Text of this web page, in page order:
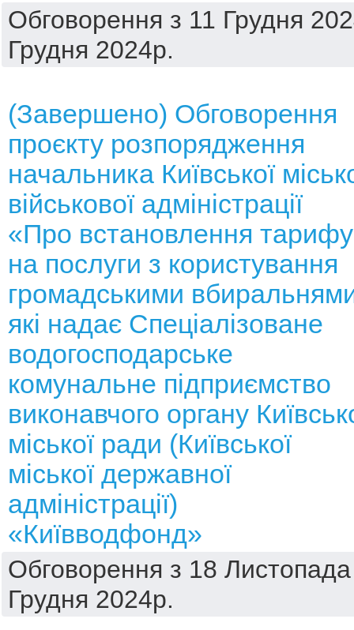
Обговорення з 11 Грудня
Грудня 2024р.
(Завершено) Обговорення
проєкту розпорядження
начальника Київської
військової адміністрації
«Про встановлення тарифу
на послуги з користування
громадськими
які надає Спеціалізоване
водогосподарське
комунальне підприємство
виконавчого органу
міської ради (Київської
міської державної
адміністрації)
«Київводфонд»
Обговорення з 18
Грудня 2024р.